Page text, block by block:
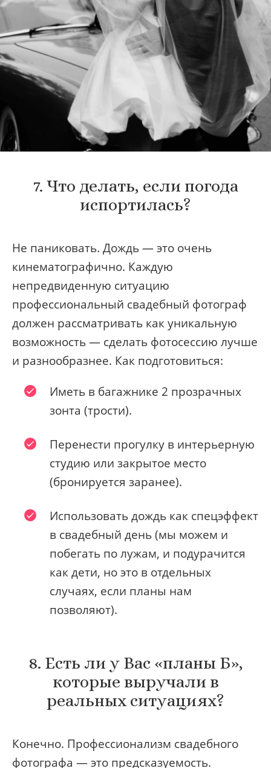
7. Что делать, если погода
испортилась?
Не паниковать. Дождь — это очень
кинематографично. Каждую
непредвиденную ситуацию
профессиональный свадебный фотограф
должен рассматривать как уникальную
возможность — сделать фотосессию лучше
и разнообразнее. Как подготовиться:
Иметь в багажнике 2 прозрачных
зонта (трости).
Перенести прогулку в интерьерную
студию или закрытое место
(бронируется заранее).
Использовать дождь как спецэффект
в свадебный день (мы можем и
побегать по лужам, и подурачится
как дети, но это в отдельных
случаях, если планы нам
позволяют).
8. Есть ли у Вас «планы Б»,
которые выручали в
реальных ситуациях?
Конечно. Профессионализм свадебного
фотографа — это предсказуемость.